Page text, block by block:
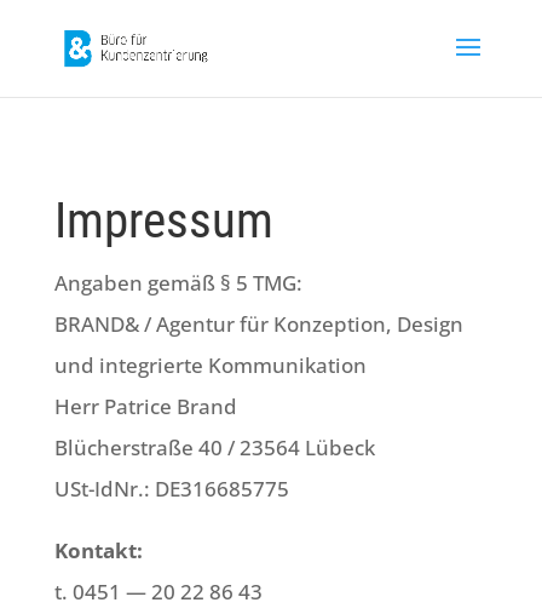
Impressum
Anga­ben gemäß § 5 TMG:
BRAND& / Agen­tur für Kon­zep­ti­on, Design
und inte­grier­te Kom­mu­ni­ka­ti­on
Herr Patri­ce Brand
Blü­cher­stra­ße 40 / 23564 Lübeck
USt-IdNr.: DE316685775
Kon­takt:
t. 0451 — 20 22 86 43